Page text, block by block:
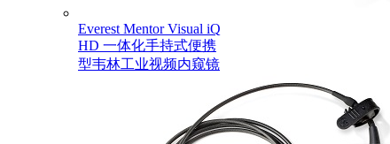
Everest Mentor Visual iQ
HD 一体化手持式便携
型韦林工业视频内窥镜